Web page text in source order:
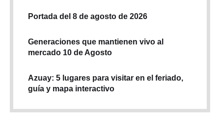
Portada del 8 de agosto de 2026
Generaciones que mantienen vivo al
mercado 10 de Agosto
Azuay: 5 lugares para visitar en el feriado,
guía y mapa interactivo